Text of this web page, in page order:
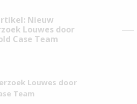
Nieuw
Louwes door
Case Team
Louwes door
Team